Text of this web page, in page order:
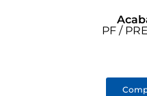
PF /